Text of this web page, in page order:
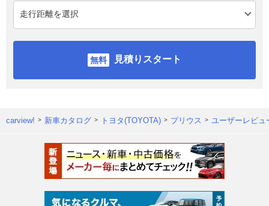
見積りスタート
carview! 新車カタログ トヨタ(TOYOTA) プリウス ユーザーレビュ